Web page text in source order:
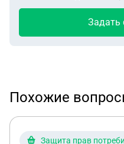
Задать
Похожие
Защита прав